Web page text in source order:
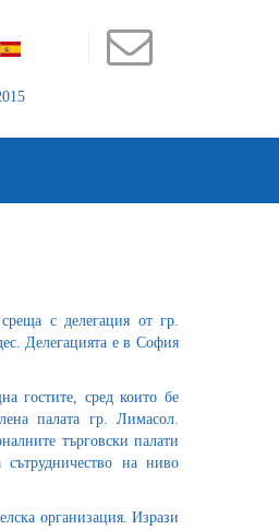
с делегация от гр.
Делегацията е в София
гостите, сред които бе
палата гр. Лимасол.
търговски палати
на ниво
организация. Изрази